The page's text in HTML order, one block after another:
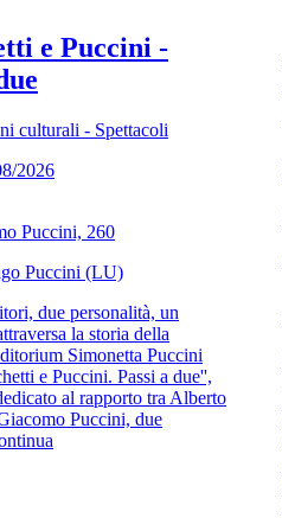
e Puccini -
culturali - Spettacoli
2026
Puccini, 260
Puccini (LU)
due personalità, un
la storia della
Simonetta Puccini
e Puccini. Passi a due'',
al rapporto tra Alberto
Puccini, due